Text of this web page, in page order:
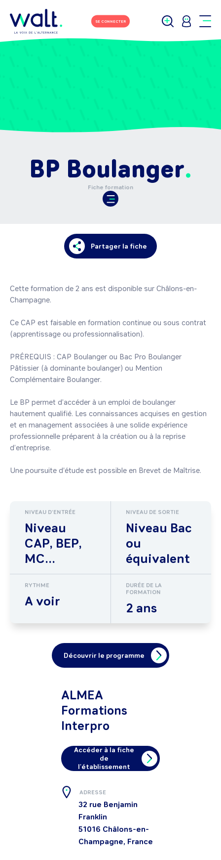
SE CONNECTER
BP Boulanger
Fiche formation
Partager la fiche
Cette formation de 2 ans est disponible sur Châlons-en-
Champagne.
Ce CAP est faisable en formation continue ou sous contrat
(apprentissage ou professionnalisation).
PRÉREQUIS : CAP Boulanger ou Bac Pro Boulanger
Pâtissier (à dominante boulanger) ou Mention
Complémentaire Boulanger.
Le BP permet d’accéder à un emploi de boulanger
hautement qualifié. Les connaissances acquises en gestion
et en management associées à une solide expérience
professionnelle préparent à la création ou à la reprise
d’entreprise.
Une poursuite d'étude est possible en Brevet de Maîtrise.
NIVEAU D'ENTRÉE
Niveau
CAP, BEP,
MC...
NIVEAU DE SORTIE
Niveau Bac
ou
équivalent
RYTHME
A voir
DURÉE DE LA
FORMATION
2 ans
Découvrir le programme
ALMEA
Formations
Interpro
Accéder à la fiche
de
l'établissement
ADRESSE
32 rue Benjamin
Franklin
51016 Châlons-en-
Champagne, France